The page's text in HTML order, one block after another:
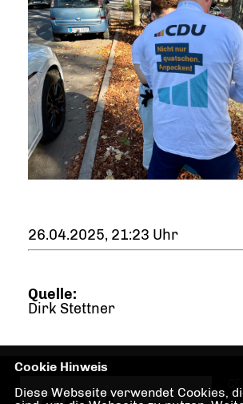
26.04.2025, 21:23 Uhr
Quelle:
Dirk Stettner
Cookie Hinweis
Diese Webseite verwendet Cookies,